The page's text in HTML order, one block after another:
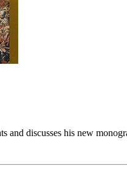
and discusses his new